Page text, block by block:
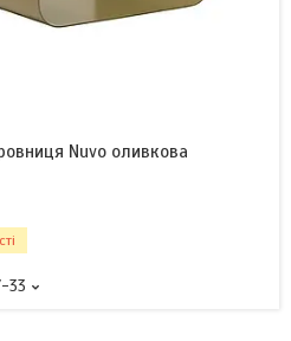
Nuvo оливкова
33